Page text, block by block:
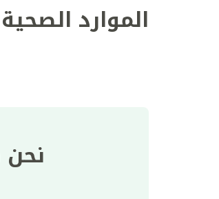
الموارد